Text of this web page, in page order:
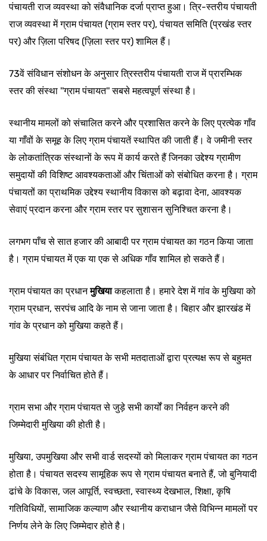
पंचायती राज व्यवस्था को संवैधानिक दर्जा प्राप्त हुआ। त्रि-स्तरीय पंचायती
राज व्यवस्था में ग्राम पंचायत (ग्राम स्तर पर), पंचायत समिति (प्रखंड स्तर
पर) और ज़िला परिषद (ज़िला स्तर पर) शामिल हैं।
73वें संविधान संशोधन के अनुसार त्रिस्तरीय पंचायती राज में प्रारम्भिक
स्तर की संस्था ''ग्राम पंचायत'' सबसे महत्वपूर्ण संस्था है।
स्थानीय मामलों को संचालित करने और प्रशासित करने के लिए प्रत्येक गाँव
या गाँवों के समूह के लिए ग्राम पंचायतें स्थापित की जाती हैं। वे जमीनी स्तर
के लोकतांत्रिक संस्थानों के रूप में कार्य करते हैं जिनका उद्देश्य ग्रामीण
समुदायों की विशिष्ट आवश्यकताओं और चिंताओं को संबोधित करना है। ग्राम
पंचायतों का प्राथमिक उद्देश्य स्थानीय विकास को बढ़ावा देना, आवश्यक
सेवाएं प्रदान करना और ग्राम स्तर पर सुशासन सुनिश्चित करना है।
लगभग पाँच से सात हजार की आबादी पर ग्राम पंचायत का गठन किया जाता
है। ग्राम पंचायत में एक या एक से अधिक गाँव शामिल हो सकते हैं।
ग्राम पंचायत का प्रधानमुखियाकहलाता है। हमारे देश में गांव के मुखिया को
ग्राम प्रधान, सरपंच आदि के नाम से जाना जाता है। बिहार और झारखंड में
गांव के प्रधान को मुखिया कहते हैं।
मुखिया संबंधित ग्राम पंचायत के सभी मतदाताओं द्वारा प्रत्यक्ष रूप से बहुमत
के आधार पर निर्वाचित होते हैं।
ग्राम सभा और ग्राम पंचायत से जुड़े सभी कार्यों का निर्वहन करने की
जिम्मेदारी मुखिया की होती है।
मुखिया, उपमुखिया और सभी वार्ड सदस्यों को मिलाकर ग्राम पंचायत का गठन
होता है। पंचायत सदस्य सामूहिक रूप से ग्राम पंचायत बनाते हैं, जो बुनियादी
ढांचे के विकास, जल आपूर्ति, स्वच्छता, स्वास्थ्य देखभाल, शिक्षा, कृषि
गतिविधियों, सामाजिक कल्याण और स्थानीय कराधान जैसे विभिन्न मामलों पर
निर्णय लेने के लिए जिम्मेदार होते है।